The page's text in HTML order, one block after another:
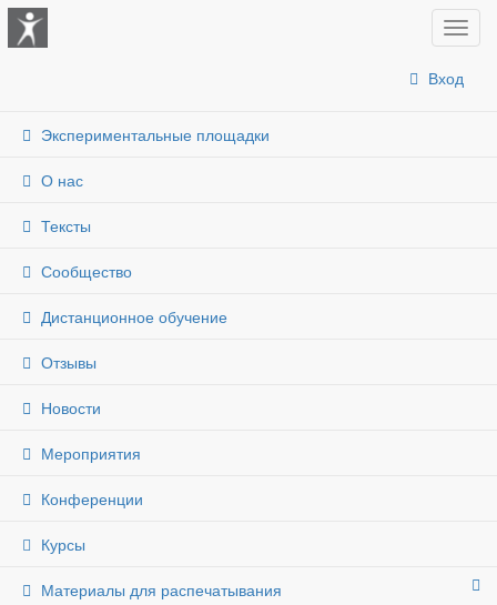
меню
Вход
Экспериментальные площадки
О нас
Тексты
Сообщество
Дистанционное обучение
Отзывы
Новости
Мероприятия
Конференции
Курсы
Материалы для распечатывания